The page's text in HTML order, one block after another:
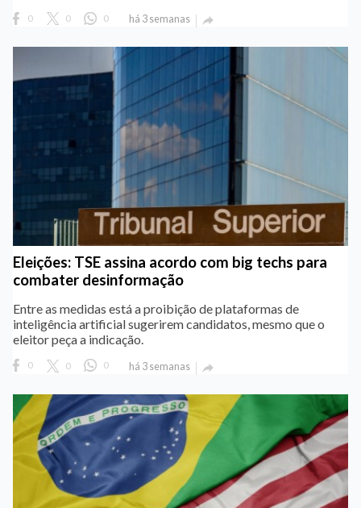
0 0 0 há 3 semanas 
Eleições: TSE assina acordo com big techs para
combater desinformação
Entre as medidas está a proibição de plataformas de
inteligência artificial sugerirem candidatos, mesmo que o
eleitor peça a indicação.
0 0 0 há 3 semanas 